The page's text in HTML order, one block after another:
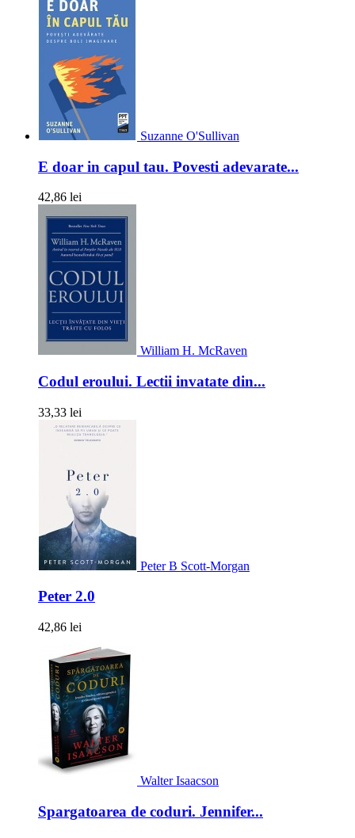
Suzanne O'Sullivan
E doar in capul tau. Povesti adevarate...
42,86 lei
William H. McRaven
Codul eroului. Lectii invatate din...
33,33 lei
Peter B Scott-Morgan
Peter 2.0
42,86 lei
Walter Isaacson
Spargatoarea de coduri. Jennifer...